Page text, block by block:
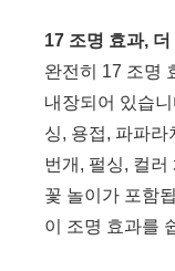
17 조명 효과,
완전히 17 조명
내장되어 있습
싱, 용접, 파파라
번개, 펄싱, 컬
꽃 놀이가 포함
이 조명 효과를